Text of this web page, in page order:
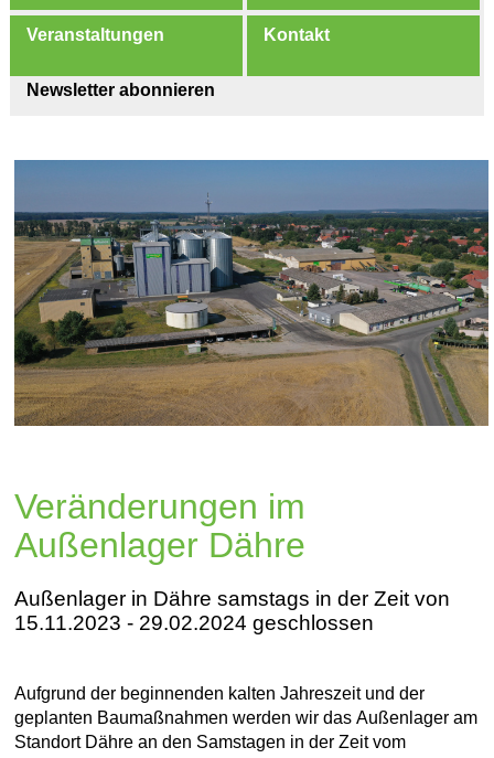
Veranstaltungen Kontakt
Newsletter abonnieren
Veränderungen im
Außenlager Dähre
Außenlager in Dähre samstags in der Zeit von
15.11.2023 - 29.02.2024 geschlossen
Aufgrund der beginnenden kalten Jahreszeit und der
geplanten Baumaßnahmen werden wir das Außenlager am
Standort Dähre an den Samstagen in der Zeit vom